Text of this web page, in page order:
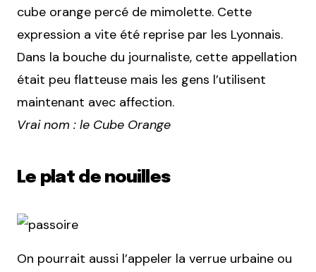
cube orange percé de mimolette. Cette
expression a vite été reprise par les Lyonnais.
Dans la bouche du journaliste, cette appellation
était peu flatteuse mais les gens l’utilisent
maintenant avec affection.
Vrai nom : le Cube Orange
Le plat de nouilles
On pourrait aussi l’appeler la verrue urbaine ou